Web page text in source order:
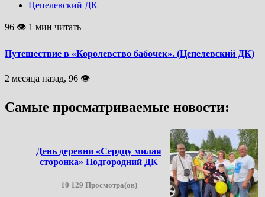
Цепелевский ДК
96 👁 1 мин читать
Путешествие в «Королевство бабочек». (Цепелевский ДК)
2 месяца назад, 96 👁
Самые просматриваемые новости:
День деревни «Сердцу милая
сторонка» Подгородний ДК
10 129 Просмотра(ов)